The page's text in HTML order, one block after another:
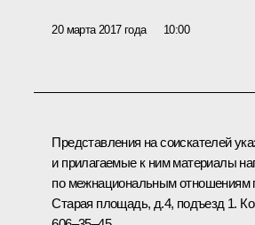
20 марта 2017 года 10:00
Представления на соискателей
и прилагаемые к ним материалы
по межнациональным отношениям
Старая площадь, д.4, подъезд 1.